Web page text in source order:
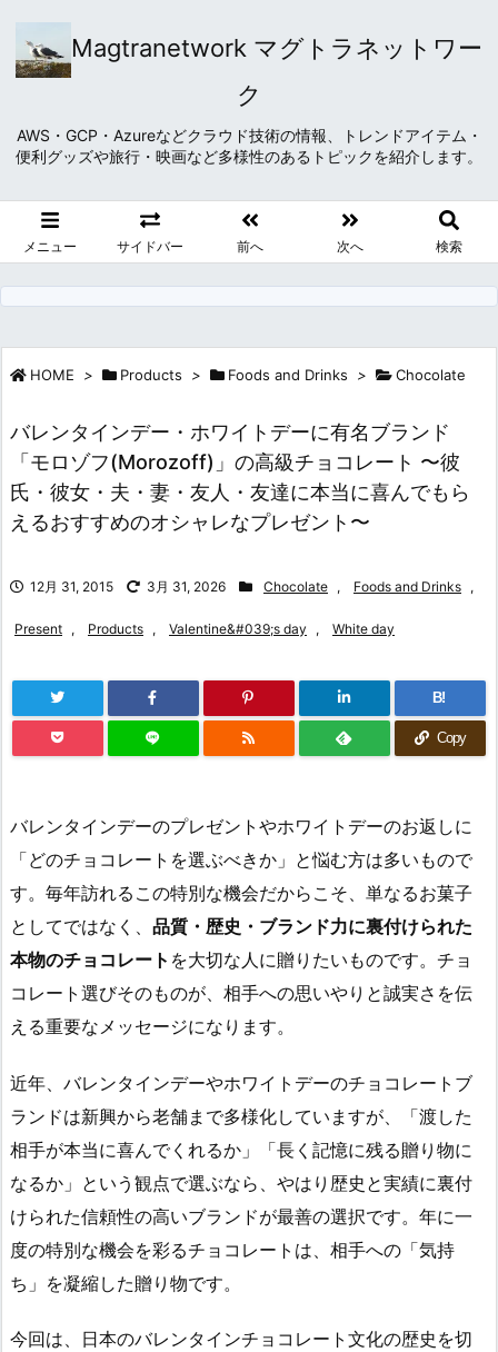
Magtranetwork マグトラネットワー
ク
AWS・GCP・Azureなどクラウド技術の情報、トレンドアイテム・
便利グッズや旅行・映画など多様性のあるトピックを紹介します。
メニュー サイドバー 前へ 次へ 検索
HOME > Products > Foods and Drinks > Chocolate
バレンタインデー・ホワイトデーに有名ブランド
「モロゾフ(Morozoff)」の高級チョコレート 〜彼
氏・彼女・夫・妻・友人・友達に本当に喜んでもら
えるおすすめのオシャレなプレゼント〜
12月 31, 2015 3月 31, 2026 Chocolate , Foods and Drinks ,
Present , Products , Valentine&#039;s day , White day
B!
Copy
バレンタインデーのプレゼントやホワイトデーのお返しに
「どのチョコレートを選ぶべきか」と悩む方は多いもので
す。毎年訪れるこの特別な機会だからこそ、単なるお菓子
としてではなく、 品質・歴史・ブランド力に裏付けられた
本物のチョコレート を大切な人に贈りたいものです。チョ
コレート選びそのものが、相手への思いやりと誠実さを伝
える重要なメッセージになります。
近年、バレンタインデーやホワイトデーのチョコレートブ
ランドは新興から老舗まで多様化していますが、「渡した
相手が本当に喜んでくれるか」「長く記憶に残る贈り物に
なるか」という観点で選ぶなら、やはり歴史と実績に裏付
けられた信頼性の高いブランドが最善の選択です。年に一
度の特別な機会を彩るチョコレートは、相手への「気持
ち」を凝縮した贈り物です。
今回は、日本のバレンタインチョコレート文化の歴史を切